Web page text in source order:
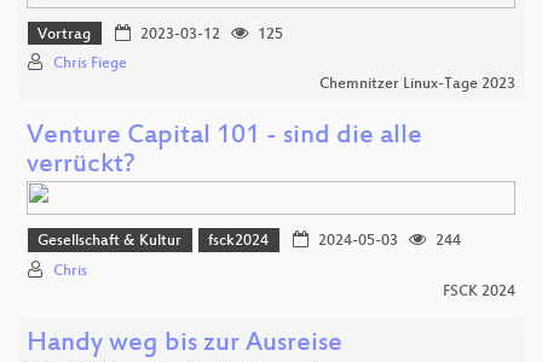
Vortrag 2023-03-12
125
Chris Fiege
Chemnitzer Linux-Tage 2023
Venture Capital 101 - sind die alle
verrückt?
Gesellschaft & Kultur fsck2024 2024-05-03
244
Chris
FSCK 2024
Handy weg bis zur Ausreise